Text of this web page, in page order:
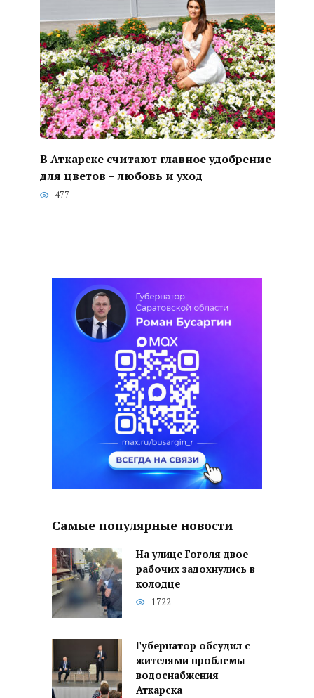
В Аткарске считают главное удобрение
для цветов – любовь и уход
477
Самые популярные новости
На улице Гоголя двое
рабочих задохнулись в
колодце
1722
Губернатор обсудил с
жителями проблемы
водоснабжения
Аткарска